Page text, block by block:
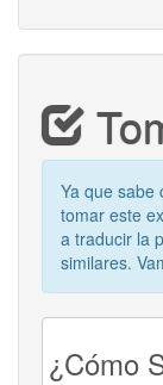
Ya que sabe
tomar este
a traducir la
similares.
¿Cómo